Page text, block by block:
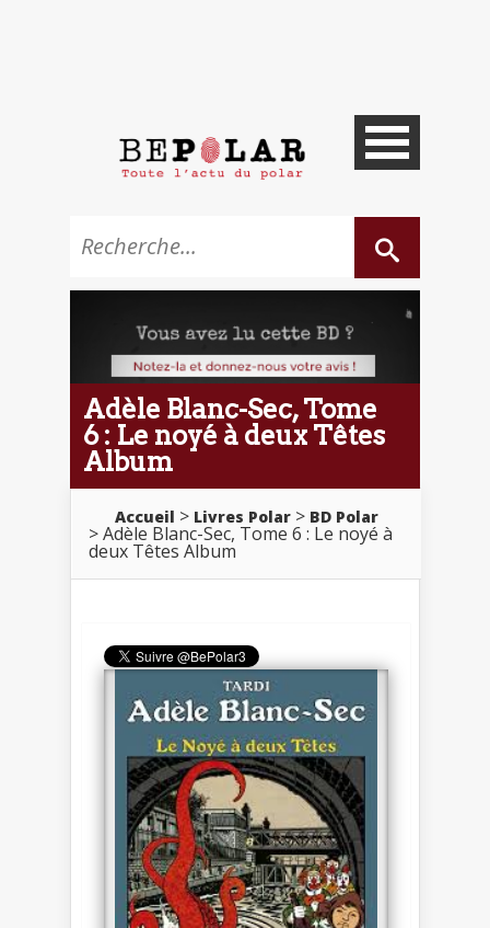
Adèle Blanc-Sec, Tome
6 : Le noyé à deux Têtes
Album
Accueil Livres Polar BD Polar
Adèle Blanc-Sec, Tome 6 : Le noyé à
deux Têtes Album